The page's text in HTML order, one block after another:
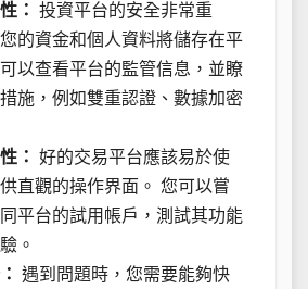
： 投資平台的安全非常重
的資金和個人資料將儲存在平
以查看平台的監管信息，並瞭
施，例如雙重認證、數據加密
： 好的交易平台應該易於使
直觀的操作界面。 您可以嘗
平台的試用帳戶，測試其功能
。
遇到問題時，您需要能夠快